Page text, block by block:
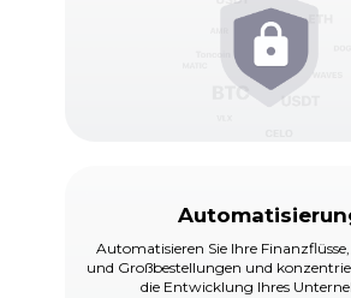
Automatisieren Sie Ihre
und Großbestellungen und
die Entwicklung Ihres